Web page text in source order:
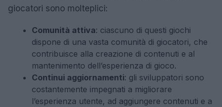
giocatori sono molteplici:
Comunità attiva: ciascuno di questi giochi
dispone di una vasta comunità di giocatori, che
contribuisce alla creazione di contenuti e al
mantenimento dell’esperienza di gioco.
Continui aggiornamenti: gli sviluppatori sono
costantemente impegnati a migliorare
l’esperienza utente, ad aggiungere contenuti e a